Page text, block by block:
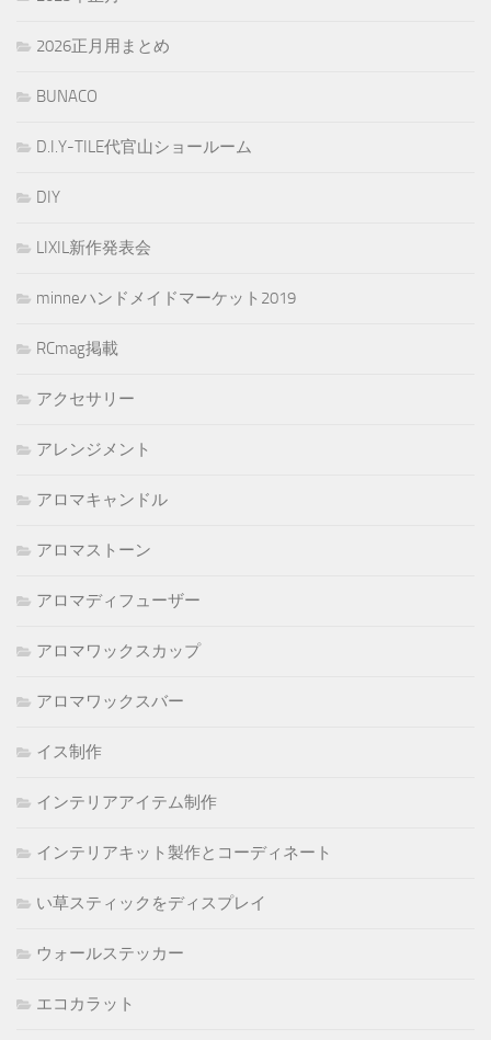
2026正月用まとめ
BUNACO
D.I.Y-TILE代官山ショールーム
DIY
LIXIL新作発表会
minneハンドメイドマーケット2019
RCmag掲載
アクセサリー
アレンジメント
アロマキャンドル
アロマストーン
アロマディフューザー
アロマワックスカップ
アロマワックスバー
イス制作
インテリアアイテム制作
インテリアキット製作とコーディネート
い草スティックをディスプレイ
ウォールステッカー
エコカラット